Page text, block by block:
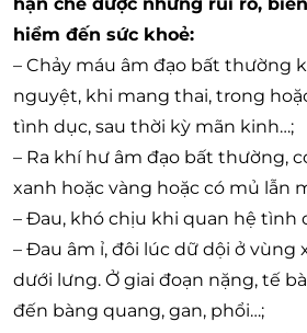
hiểm đến sức khoẻ:
– Chảy máu âm đạo bất thường
nguyệt, khi mang thai, trong
tình dục, sau thời kỳ mãn kinh…;
– Ra khí hư âm đạo bất thường,
xanh hoặc vàng hoặc có mủ lẫn
– Đau, khó chịu khi quan hệ tình
– Đau âm ỉ, đôi lúc dữ dội ở vùng
dưới lưng. Ở giai đoạn nặng, tế
đến bàng quang, gan, phổi…;